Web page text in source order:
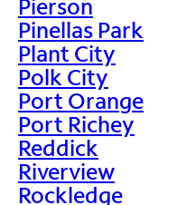
Pierson
Pinellas Park
Plant City
Polk City
Port Orange
Port Richey
Reddick
Riverview
Rockledge